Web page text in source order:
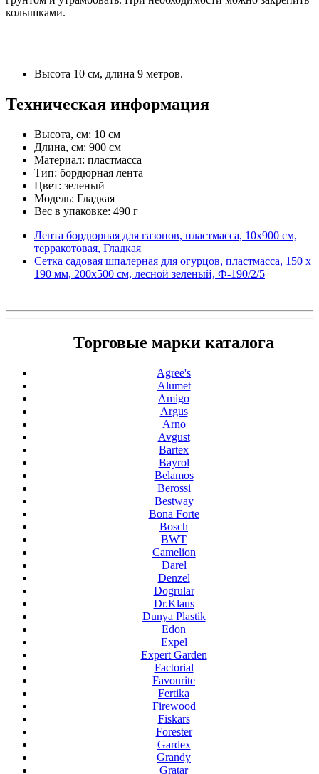
колышками.
Высота 10 см, длина 9 метров.
Техническая информация
Высота, см: 10 см
Длина, см: 900 см
Материал: пластмасса
Тип: бордюрная лента
Цвет: зеленый
Модель: Гладкая
Вес в упаковке: 490 г
Лента бордюрная для газонов, пластмасса, 10х900 см,
терракотовая, Гладкая
Сетка садовая шпалерная для огурцов, пластмасса, 150 x
190 мм, 200х500 см, лесной зеленый, Ф-190/2/5
Торговые марки каталога
Agree's
Alumet
Amigo
Argus
Arno
Avgust
Bartex
Bayrol
Belamos
Berossi
Bestway
Bona Forte
Bosch
BWT
Camelion
Darel
Denzel
Dogrular
Dr.Klaus
Dunya Plastik
Edon
Expel
Expert Garden
Factorial
Favourite
Fertika
Firewood
Fiskars
Forester
Gardex
Grandy
Gratar